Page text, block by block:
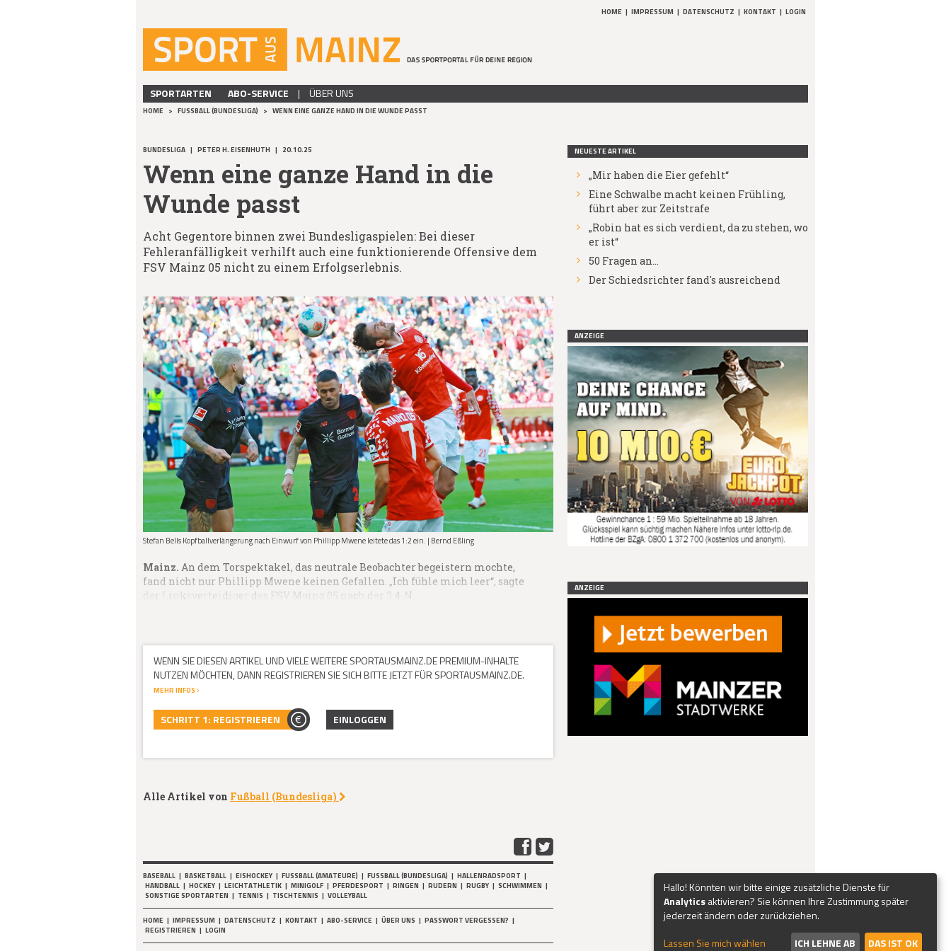
HOME | IMPRESSUM | DATENSCHUTZ | KONTAKT | LOGIN
SPORTARTEN ABO-SERVICE | ÜBER UNS
HOME > FUSSBALL (BUNDESLIGA) > WENN EINE GANZE HAND IN DIE WUNDE PASST
BUNDESLIGA | PETER H. EISENHUTH | 20.10.25
Wenn eine ganze Hand in die
Wunde passt
Acht Gegentore binnen zwei Bundesligaspielen: Bei dieser
Fehleranfälligkeit verhilft auch eine funktionierende Offensive dem
FSV Mainz 05 nicht zu einem Erfolgserlebnis.
Stefan Bells Kopfballverlängerung nach Einwurf von Phillipp Mwene leitete das 1:2 ein. | Bernd Eßling
Mainz. An dem Torspektakel, das neutrale Beobachter begeistern mochte,
fand nicht nur Phillipp Mwene keinen Gefallen. „Ich fühle mich leer“, sagte
der Linksverteidiger des FSV Mainz 05 nach der 3:4-N…
WENN SIE DIESEN ARTIKEL UND VIELE WEITERE SPORTAUSMAINZ.DE PREMIUM-INHALTE
NUTZEN MÖCHTEN, DANN REGISTRIEREN SIE SICH BITTE JETZT FÜR SPORTAUSMAINZ.DE.
MEHR INFOS
SCHRITT 1: REGISTRIEREN EINLOGGEN
Alle Artikel von Fußball (Bundesliga)
NEUESTE ARTIKEL
„Mir haben die Eier gefehlt“
Eine Schwalbe macht keinen Frühling,
führt aber zur Zeitstrafe
„Robin hat es sich verdient, da zu stehen, wo
er ist“
50 Fragen an...
Der Schiedsrichter fand's ausreichend
ANZEIGE
ANZEIGE
BASEBALL | BASKETBALL | EISHOCKEY | FUSSBALL (AMATEURE) | FUSSBALL (BUNDESLIGA) | HALLENRADSPORT |
HANDBALL | HOCKEY | LEICHTATHLETIK | MINIGOLF | PFERDESPORT | RINGEN | RUDERN | RUGBY | SCHWIMMEN |
SONSTIGE SPORTARTEN | TENNIS | TISCHTENNIS | VOLLEYBALL
HOME | IMPRESSUM | DATENSCHUTZ | KONTAKT | ABO-SERVICE | ÜBER UNS | PASSWORT VERGESSEN? |
REGISTRIEREN | LOGIN
Hallo! Könnten wir bitte einige zusätzliche Dienste für
Analyticsaktivieren? Sie können Ihre Zustimmung später
jederzeit ändern oder zurückziehen.
Lassen Sie mich wählen
ICH LEHNE AB DAS IST OK